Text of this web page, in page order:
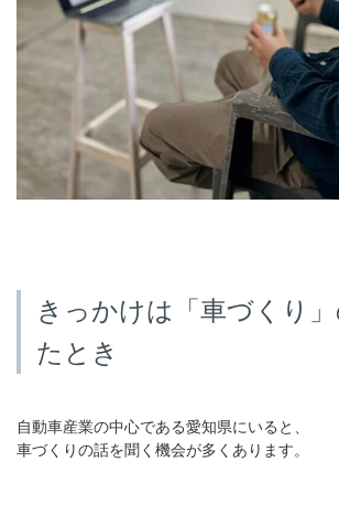
きっかけは「車づくり
たとき
自動車産業の中心である愛知県にいると、
車づくりの話を聞く機会が多くあります。